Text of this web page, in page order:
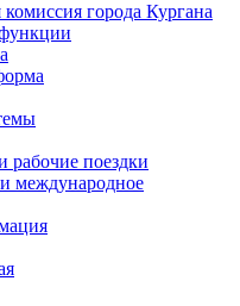
города Кургана
поездки
международное